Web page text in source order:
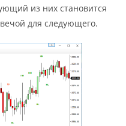
из них становится
для следующего.